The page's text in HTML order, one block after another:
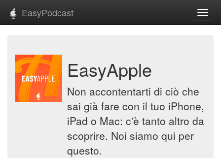
EasyPodcast
EasyApple
Non accontentarti di ciò che
sai già fare con il tuo iPhone,
iPad o Mac: c'è tanto altro da
scoprire. Noi siamo qui per
questo.